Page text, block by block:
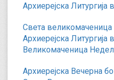
Архиерејска Литургија
Света
Архиерејска Литургија
Великомаченица
Архиерејска Вечерна